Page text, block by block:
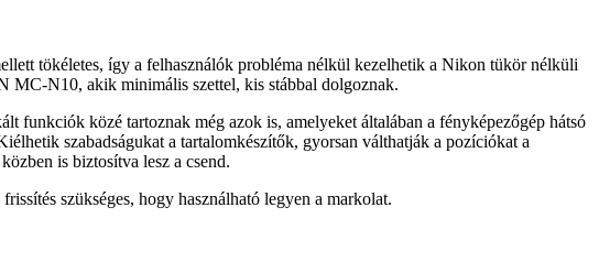
tökéletes, így a felhasználók probléma nélkül kezelhetik a Nikon tükör nélküli
MC-N10, akik minimális szettel, kis stábbal dolgoznak.
funkciók közé tartoznak még azok is, amelyeket általában a fényképezőgép hátsó
szabadságukat a tartalomkészítők, gyorsan válthatják a pozíciókat a
is biztosítva lesz a csend.
szükséges, hogy használható legyen a markolat.